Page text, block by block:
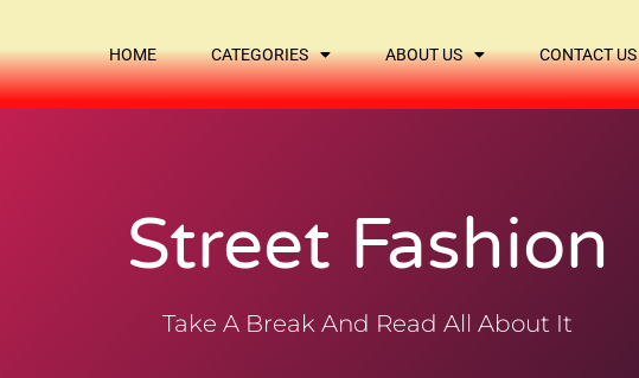
HOME CATEGORIES ABOUT US CONTACT US
Street Fashion
Take A Break And Read All About It